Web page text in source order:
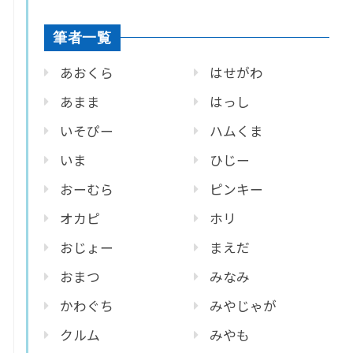
筆者一覧
あおくら
あまま
いそぴー
いま
おーむら
オカピ
おじょー
おまつ
かわぐち
クルム
はせがわ
はっし
ハムくま
ひじー
ピンキー
ホリ
まえだ
みなみ
みやじゃが
みやも